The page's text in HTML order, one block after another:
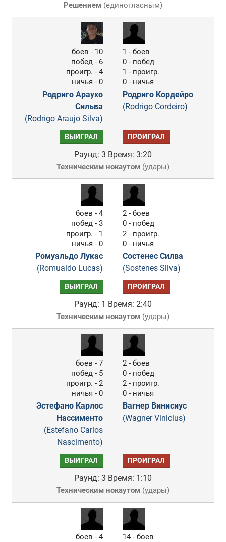
Решением(единогласным)
боев - 10
побед - 6
проигр. - 4
ничья - 0
Родриго Араухо
Сильва
(Rodrigo Araujo Silva)
1 - боев
0 - побед
1 - проигр.
0 - ничья
Родриго Кордейро
(Rodrigo Cordeiro)
ВЫИГРАЛ ПРОИГРАЛ
Раунд: 3 Время: 3:20
Техническим нокаутом(удары)
боев - 4
побед - 3
проигр. - 1
ничья - 0
Ромуальдо Лукас
(Romualdo Lucas)
2 - боев
0 - побед
2 - проигр.
0 - ничья
Состенес Силва
(Sostenes Silva)
ВЫИГРАЛ ПРОИГРАЛ
Раунд: 1 Время: 2:40
Техническим нокаутом(удары)
боев - 7
побед - 5
проигр. - 2
ничья - 0
Эстефано Карлос
Нассименто
(Estefano Carlos
Nascimento)
2 - боев
0 - побед
2 - проигр.
0 - ничья
Вагнер Винисиус
(Wagner Vinicius)
ВЫИГРАЛ ПРОИГРАЛ
Раунд: 3 Время: 1:10
Техническим нокаутом(удары)
боев - 4
14 - боев